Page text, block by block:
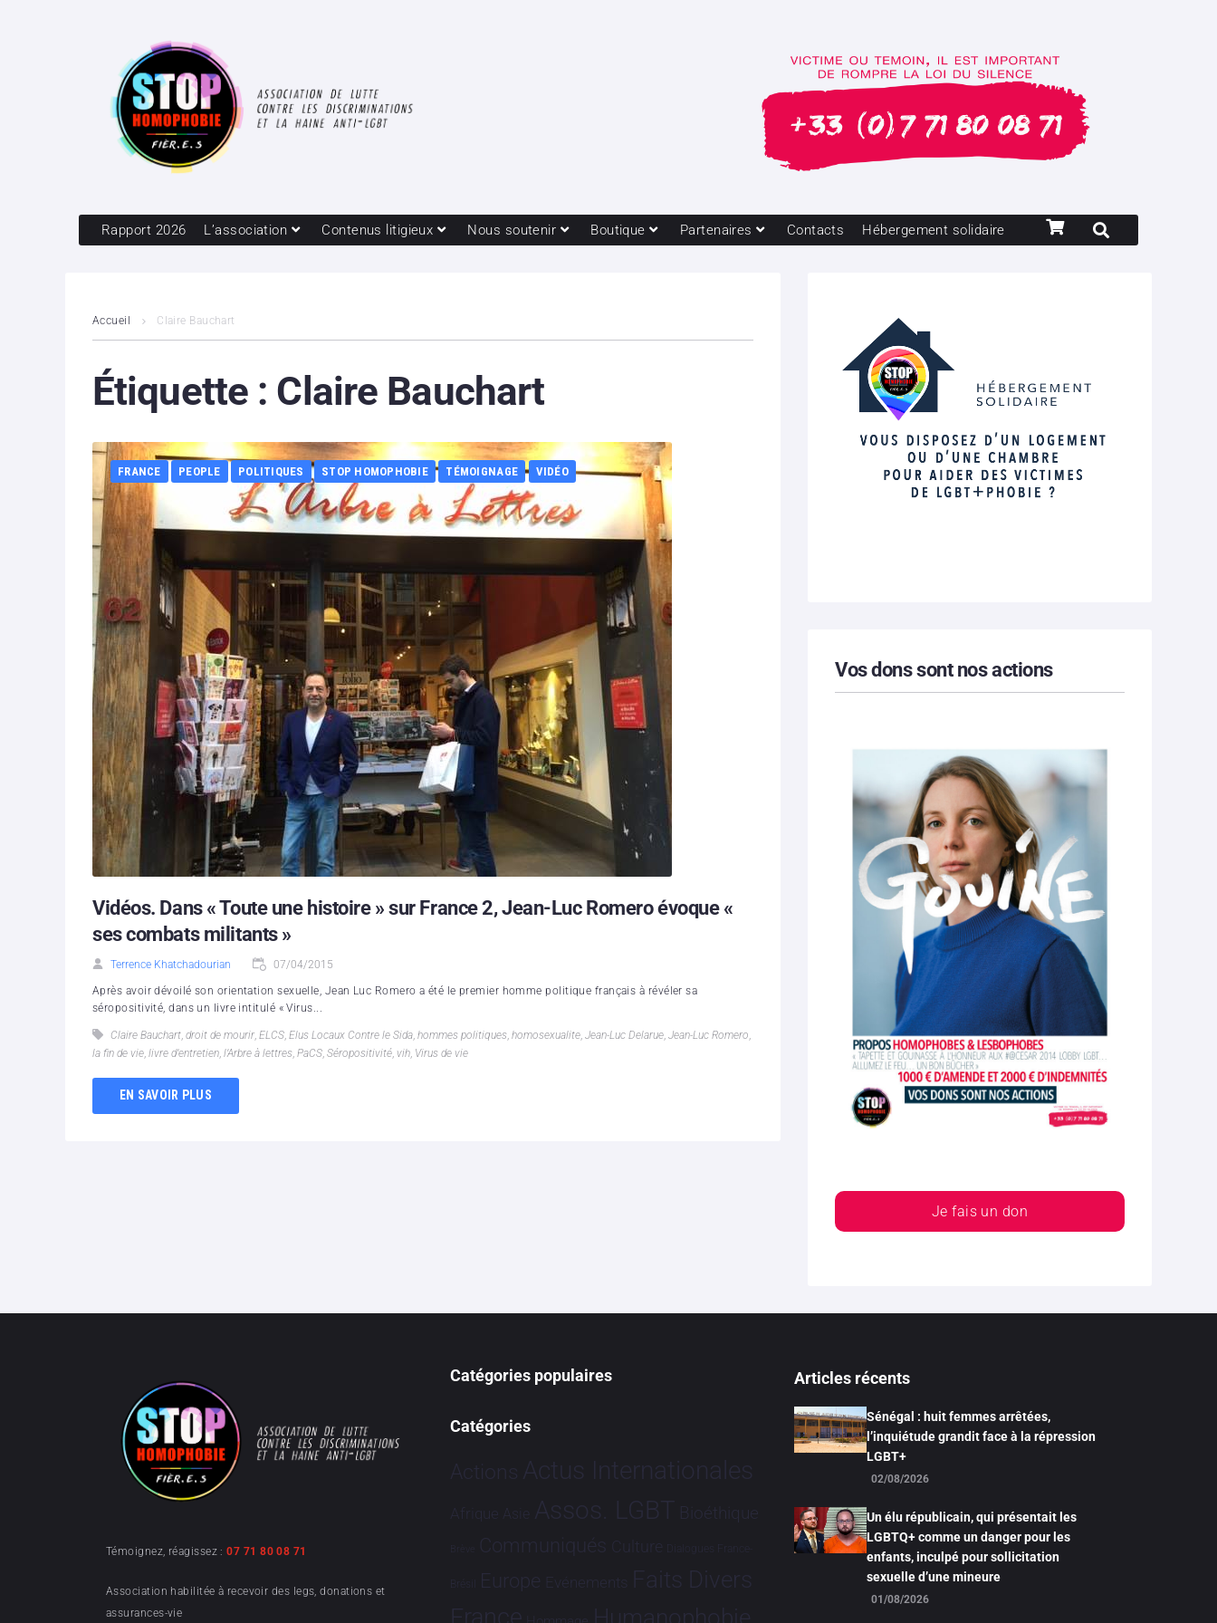
Rapport 2026 L’association Contenus litigieux Nous soutenir Boutique Partenaires Contacts Hébergement solidaire
Accueil Claire Bauchart
Étiquette : Claire Bauchart
FRANCE PEOPLE POLITIQUES STOP HOMOPHOBIE TÉMOIGNAGE VIDÉO
Vidéos. Dans « Toute une histoire » sur France 2, Jean-Luc Romero évoque «
ses combats militants »
Terrence Khatchadourian 07/04/2015
Après avoir dévoilé son orientation sexuelle, Jean Luc Romero a été le premier homme politique français à révéler sa
séropositivité, dans un livre intitulé « Virus...
Claire Bauchart, droit de mourir, ELCS, Elus Locaux Contre le Sida, hommes politiques, homosexualite, Jean-Luc Delarue, Jean-Luc Romero,
la fin de vie, livre d’entretien, l’Arbre à lettres, PaCS, Séropositivité, vih, Virus de vie
EN SAVOIR PLUS
Vos dons sont nos actions
Je fais un don
Témoignez, réagissez :07 71 80 08 71
Association habilitée à recevoir des legs, donations et
assurances-vie
Catégories populaires
Catégories
Actions Actus Internationales
Afrique Asie Assos. LGBT Bioéthique
Brève Communiqués Culture Dialogues France-
Brésil Europe Evénements Faits Divers
Humanophobie
Articles récents
Sénégal : huit femmes arrêtées,
l’inquiétude grandit face à la répression
LGBT+
02/08/2026
Un élu républicain, qui présentait les
LGBTQ+ comme un danger pour les
enfants, inculpé pour sollicitation
sexuelle d’une mineure
01/08/2026